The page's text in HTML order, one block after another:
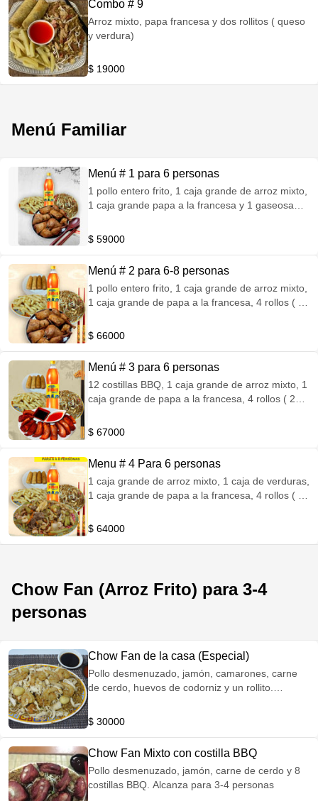
Combo # 9
Arroz mixto, papa francesa y dos rollitos ( queso
y verdura)
$ 19000
Menú Familiar
Menú # 1 para 6 personas
1 pollo entero frito, 1 caja grande de arroz mixto,
1 caja grande papa a la francesa y 1 gaseosa
$ 59000
Menú # 2 para 6-8 personas
1 pollo entero frito, 1 caja grande de arroz mixto,
1 caja grande de papa a la francesa, 4 rollos ( 2
$ 66000
Menú # 3 para 6 personas
12 costillas BBQ, 1 caja grande de arroz mixto, 1
caja grande de papa a la francesa, 4 rollos ( 2
$ 67000
Menu # 4 Para 6 personas
1 caja grande de arroz mixto, 1 caja de verduras,
1 caja grande de papa a la francesa, 4 rollos ( 2
$ 64000
Chow Fan (Arroz Frito) para 3-4
personas
Chow Fan de la casa (Especial)
Pollo desmenuzado, jamón, camarones, carne
de cerdo, huevos de codorniz y un rollito.
$ 30000
Chow Fan Mixto con costilla BBQ
Pollo desmenuzado, jamón, carne de cerdo y 8
costillas BBQ. Alcanza para 3-4 personas